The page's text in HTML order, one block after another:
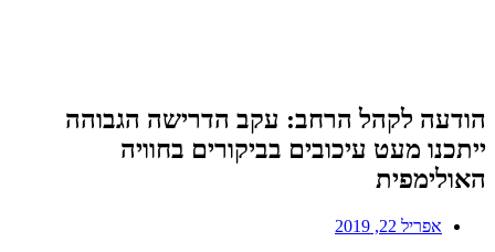
הודעה לקהל הרחב: עקב הדרישה הגבוהה
ייתכנו מעט עיכובים בביקורים בחוויה
האולימפית
אפריל 22, 2019